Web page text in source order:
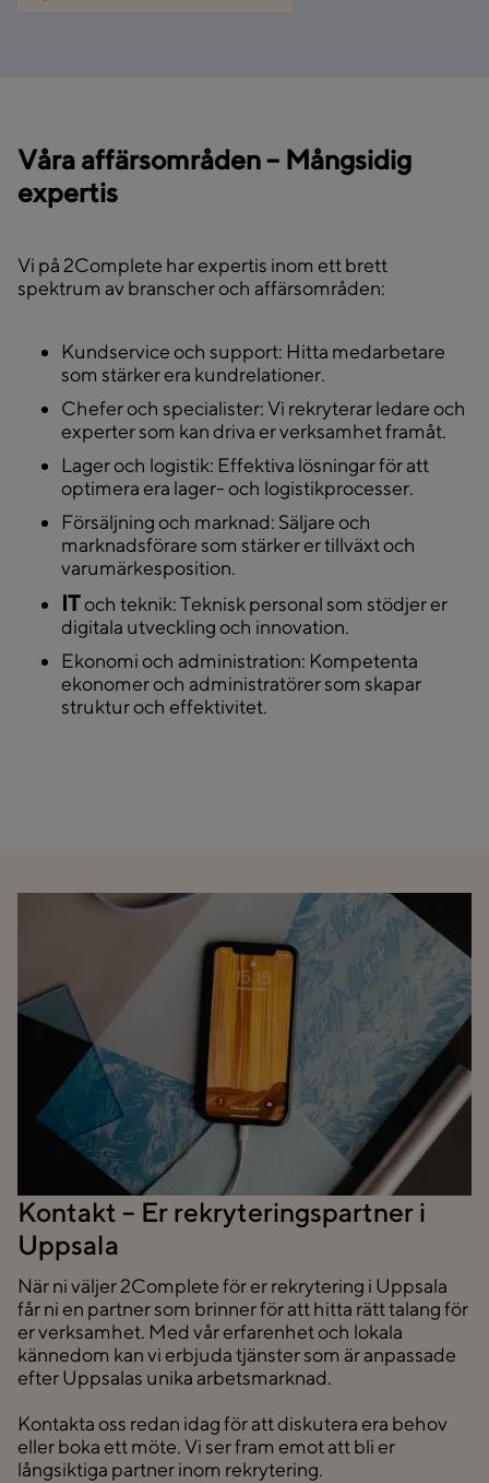
Våra affärsområden – Mångsidig
expertis
Vi på 2Complete har expertis inom ett brett
spektrum av branscher och affärsområden:
Kundservice och support: Hitta medarbetare
som stärker era kundrelationer.
Chefer och specialister: Vi rekryterar ledare och
experter som kan driva er verksamhet framåt.
Lager och logistik: Effektiva lösningar för att
optimera era lager- och logistikprocesser.
Försäljning och marknad: Säljare och
marknadsförare som stärker er tillväxt och
varumärkesposition.
IToch teknik: Teknisk personal som stödjer er
digitala utveckling och innovation.
Ekonomi och administration: Kompetenta
ekonomer och administratörer som skapar
struktur och effektivitet.
Kontakt – Er rekryteringspartner i
Uppsala
När ni väljer 2Complete för er rekrytering i Uppsala
får ni en partner som brinner för att hitta rätt talang för
er verksamhet. Med vår erfarenhet och lokala
kännedom kan vi erbjuda tjänster som är anpassade
efter Uppsalas unika arbetsmarknad.
Kontakta oss redan idag för att diskutera era behov
eller boka ett möte. Vi ser fram emot att bli er
långsiktiga partner inom rekrytering.